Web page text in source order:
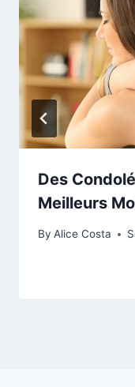
Des
Meilleurs
By Alice Costa